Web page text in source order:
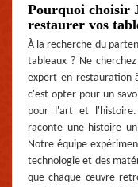
Pourquoi choisir
restaurer vos
À la recherche du
tableaux ? Ne
expert en restauration
c'est opter pour un
pour l'art et l'histoire.
raconte une histoire
Notre équipe
technologie et des
que chaque œuvre